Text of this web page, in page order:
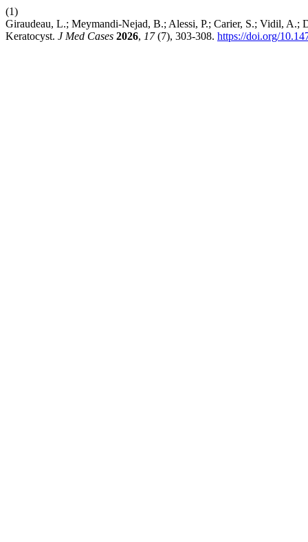
(1)
Giraudeau, L.; Meymandi-Nejad, B.; Alessi, P.; Carier, S.; Vidil, A.;
Keratocyst. J Med Cases 2026, 17(7), 303-308. https://doi.org/